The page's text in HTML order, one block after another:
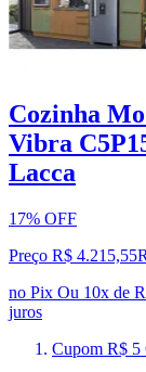
Cozinha
Vibra
Lacca
17% OFF
Preço R$ 4.215,55
no Pix Ou 10x de
juros
Cupom R$ 5